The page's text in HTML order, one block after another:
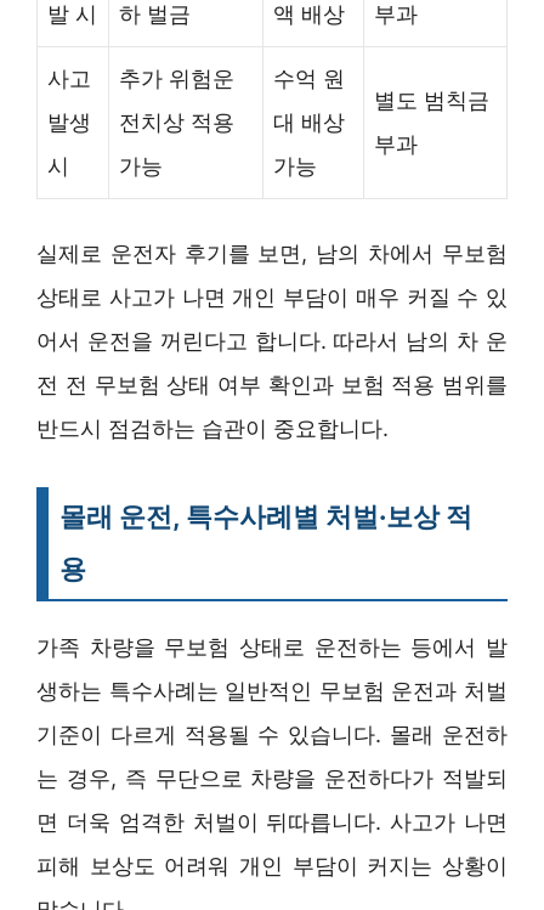
발 시
하 벌금
액 배상
부과
사고
발생
시
추가 위험운
전치상 적용
가능
수억 원
대 배상
가능
별도 범칙금
부과
실제로 운전자 후기를 보면, 남의 차에서 무보험
상태로 사고가 나면 개인 부담이 매우 커질 수 있
어서 운전을 꺼린다고 합니다. 따라서 남의 차 운
전 전 무보험 상태 여부 확인과 보험 적용 범위를
반드시 점검하는 습관이 중요합니다.
몰래 운전, 특수사례별 처벌·보상 적
용
가족 차량을 무보험 상태로 운전하는 등에서 발
생하는 특수사례는 일반적인 무보험 운전과 처벌
기준이 다르게 적용될 수 있습니다. 몰래 운전하
는 경우, 즉 무단으로 차량을 운전하다가 적발되
면 더욱 엄격한 처벌이 뒤따릅니다. 사고가 나면
피해 보상도 어려워 개인 부담이 커지는 상황이